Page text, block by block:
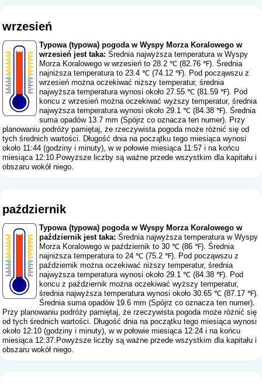
wrzesień
Typowa (typowa) pogoda w Wyspy Morza Koralowego w
wrzesień jest taka: Średnia najwyższa temperatura w Wyspy
Morza Koralowego w wrzesień to 28.2 ℃ (82.76 ℉). Średnia
najniższa temperatura to 23.4 ℃ (74.12 ℉). Pod począwszu z
wrzesień można oczekiwać niższy temperatur, średnia
najwyższa temperatura wynosi około 27.55 ℃ (81.59 ℉). Pod
koncu z wrzesień można oczekiwać wyższy temperatur, średnia
najwyższa temperatura wynosi około 29.1 ℃ (84.38 ℉). Średnia
suma opadów 13.7 mm (Spójrz co oznacza ten numer). Przy
planowaniu podróży pamiętaj, że rzeczywista pogoda może różnić się od
tych średnich wartości. Długość dnia na początku tego miesiąca wynosi
około 11:44 (godziny i minuty), w w połowie miesiąca 11:57 i na końcu
miesiąca 12:10.Powyższe liczby są ważne przede wszystkim dla kapitału i
obszaru wokół niego.
październik
Typowa (typowa) pogoda w Wyspy Morza Koralowego w
październik jest taka: Średnia najwyższa temperatura w Wyspy
Morza Koralowego w październik to 30 ℃ (86 ℉). Średnia
najniższa temperatura to 24 ℃ (75.2 ℉). Pod począwszu z
październik można oczekiwać niższy temperatur, średnia
najwyższa temperatura wynosi około 29.1 ℃ (84.38 ℉). Pod
koncu z październik można oczekiwać wyższy temperatur,
średnia najwyższa temperatura wynosi około 30.65 ℃ (87.17 ℉).
Średnia suma opadów 19.6 mm (Spójrz co oznacza ten numer).
Przy planowaniu podróży pamiętaj, że rzeczywista pogoda może różnić się
od tych średnich wartości. Długość dnia na początku tego miesiąca wynosi
około 12:10 (godziny i minuty), w w połowie miesiąca 12:24 i na końcu
miesiąca 12:37.Powyższe liczby są ważne przede wszystkim dla kapitału i
obszaru wokół niego.